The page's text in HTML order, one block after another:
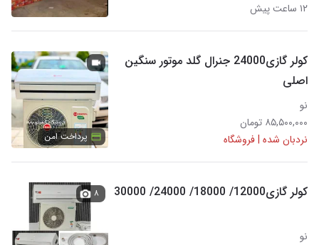
۱۲ ساعت پیش
کولر گازی24000 جنرال گلد موتور سنگین
اصلی
نو
۸۵,۵۰۰,۰۰۰ تومان
نردبان شده | فروشگاه
پرداخت امن
کولر گازی12000/ 18000/ 24000/ 30000
نو
۸